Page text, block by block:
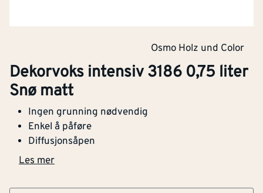
Osmo Holz und Color
Dekorvoks intensiv 3186 0,75 liter
Snø matt
Ingen grunning nødvendig
Enkel å påføre
Diffusjonsåpen
Les mer
Dekorvoks intensiv 3186 0,75 liter Snø matt
Klikk og hent